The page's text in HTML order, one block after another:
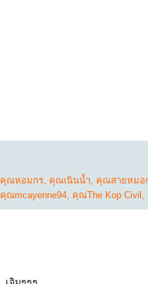
คุณหอมกร, คุณเนินน้ำ, คุณสายหมอ
คุณmcayenne94, คุณThe Kop Civil ,